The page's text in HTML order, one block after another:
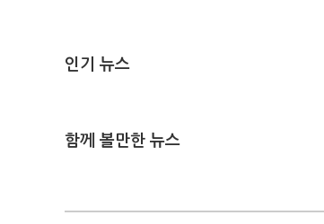
인기 뉴스
함께 볼만한 뉴스